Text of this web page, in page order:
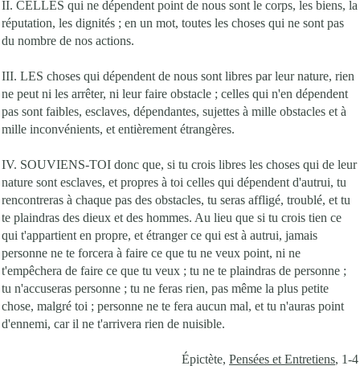
II. CELLES qui ne dépendent point de nous sont le corps, les biens, la
réputation, les dignités ; en un mot, toutes les choses qui ne sont pas
du nombre de nos actions.
III. LES choses qui dépendent de nous sont libres par leur nature, rien
ne peut ni les arrêter, ni leur faire obstacle ; celles qui n'en dépendent
pas sont faibles, esclaves, dépendantes, sujettes à mille obstacles et à
mille inconvénients, et entièrement étrangères.
IV. SOUVIENS-TOI donc que, si tu crois libres les choses qui de leur
nature sont esclaves, et propres à toi celles qui dépendent d'autrui, tu
rencontreras à chaque pas des obstacles, tu seras affligé, troublé, et tu
te plaindras des dieux et des hommes. Au lieu que si tu crois tien ce
qui t'appartient en propre, et étranger ce qui est à autrui, jamais
personne ne te forcera à faire ce que tu ne veux point, ni ne
t'empêchera de faire ce que tu veux ; tu ne te plaindras de personne ;
tu n'accuseras personne ; tu ne feras rien, pas même la plus petite
chose, malgré toi ; personne ne te fera aucun mal, et tu n'auras point
d'ennemi, car il ne t'arrivera rien de nuisible.
Épictète, Pensées et Entretiens, 1-4